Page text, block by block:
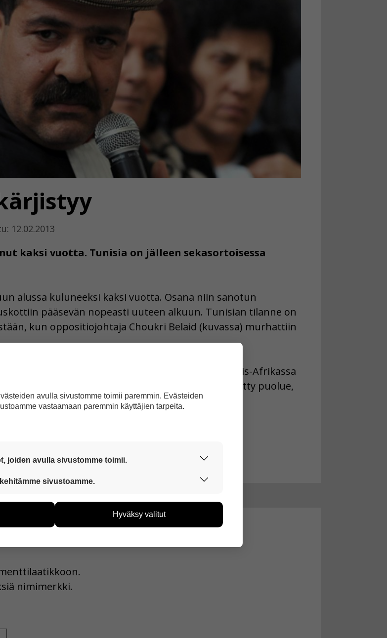
12.02.2013
kaksi vuotta. Tunisia on jälleen sekasortoisessa
alussa kuluneeksi kaksi vuotta. Osana niin sanotun
pääsevän nopeasti uuteen alkuun. Tunisian tilanne on
kun oppositiojohtaja Choukri Belaid (kuvassa) murhattiin
poliitikko ammuttiin kotinsa eteen. Pohjois-Afrikassa
puolue al-Nahda. Ennen vallankumousta kielletty puolue,
suosiossa.
nimimerkki.
avulla sivustomme toimii paremmin. Evästeiden
vastaamaan paremmin käyttäjien tarpeita.
joiden avulla sivustomme toimii.
jotta sivustoamme voi käyttää sujuvasti ja turvallisesti.
sivustoamme.
vastaamaan paremmin käyttäjien tarpeita. Tietoa kerätään
mitä sivuja käytetään ja miten sivuilla liikutaan. Emme
kuten nimiä, eikä tietoja voi yhdistää yksittäiseen
Hyväksy valitut